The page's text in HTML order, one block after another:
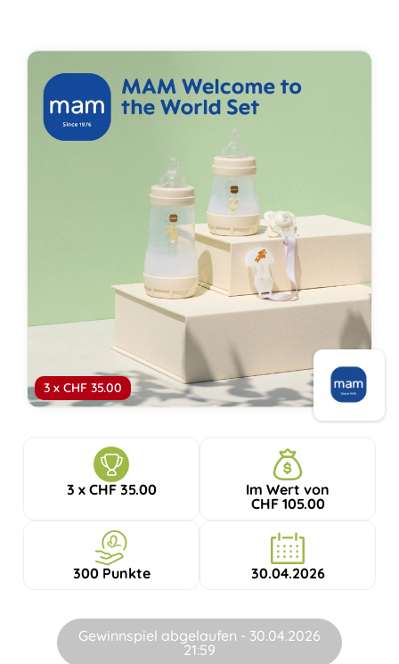
3 x CHF 35.00
3 x CHF 35.00
Im Wert von
CHF 105.00
300 Punkte 30.04.2026
Gewinnspiel abgelaufen - 30.04.2026
21:59